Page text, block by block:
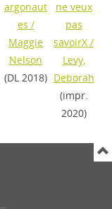
argonaut
es /
Maggie
Nelson
(DL 2018)
ne veux
pas
savoirX /
Levy,
Deborah
(impr.
2020)